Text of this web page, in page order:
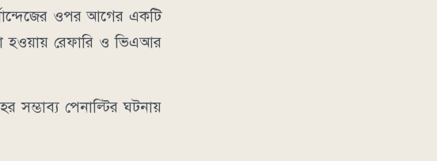
ওপর আগের একটি
হওয়ায় রেফারি ও ভিএআর
সম্ভাব্য পেনাল্টির ঘটনায়